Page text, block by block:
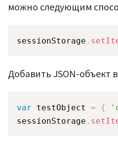
можно следующим
sessionStorage .
Добавить JSON-объект
var testObject = {
sessionStorage .